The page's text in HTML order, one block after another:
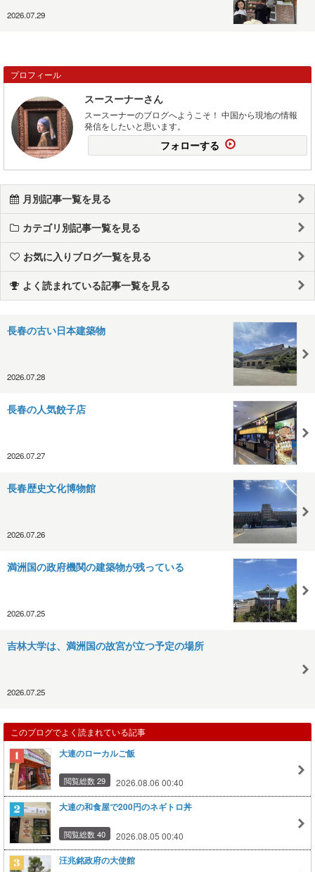
2026.07.29
プロフィール
スースーナーさん
スースーナーのブログへようこそ！ 中国から現地の情報
発信をしたいと思います。
フォローする
月別記事一覧を見る
カテゴリ別記事一覧を見る
お気に入りブログ一覧を見る
よく読まれている記事一覧を見る
長春の古い日本建築物
2026.07.28
長春の人気餃子店
2026.07.27
長春歴史文化博物館
2026.07.26
満洲国の政府機関の建築物が残っている
2026.07.25
吉林大学は、満洲国の故宮が立つ予定の場所
2026.07.25
このブログでよく読まれている記事
大連のローカルご飯
閲覧総数 29 2026.08.06 00:40
大連の和食屋で200円のネギトロ丼
閲覧総数 40 2026.08.05 00:40
汪兆銘政府の大使館